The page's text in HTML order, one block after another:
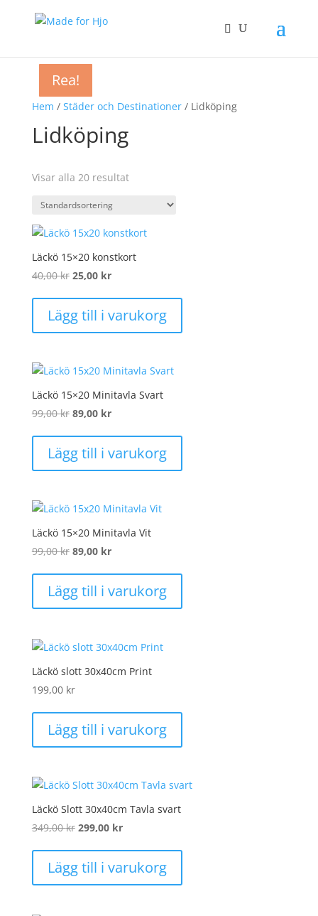
Hem / Städer och Destinationer/ Lidköping
Lidköping
Visar alla 20 resultat
Rea!
Läckö 15×20 konstkort
40,00kr Det
priset
var:
25,00 krDet
priset
är:
Lägg till i varukorg
Rea!
Läckö 15×20 Minitavla Svart
99,00kr Det
priset
var:
89,00 krDet
priset
är:
Lägg till i varukorg
Rea!
Läckö 15×20 Minitavla Vit
99,00kr Det
priset
var:
89,00 krDet
priset
är:
Lägg till i varukorg
Läckö slott 30x40cm Print
199,00 kr
Lägg till i varukorg
Rea!
Läckö Slott 30x40cm Tavla svart
349,00kr Det
priset
var:
299,00 krDet
priset
är:
Lägg till i varukorg
Rea!
Rea!
Rea!
Rea!
Rea!
Rea!
Rea!
Rea!
Rea!
Rea!
Rea!
Rea!